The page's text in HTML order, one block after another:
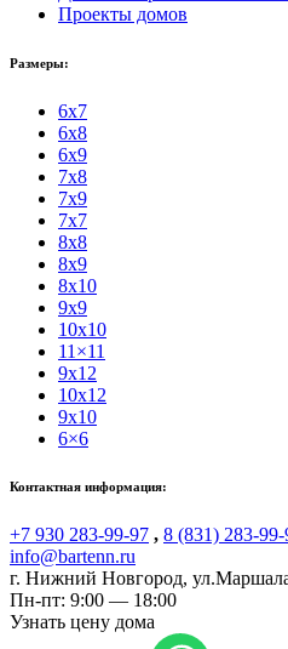
Проекты домов
Размеры:
6x7
6x8
6x9
7x8
7x9
7x7
8x8
8x9
8x10
9x9
10x10
11×11
9x12
10x12
9x10
6×6
Контактная информация:
+7 930 283-99-97 , 8 (831) 283-99-
info@bartenn.ru
г. Нижний Новгород,
Пн-пт: 9:00 — 18:00
Узнать цену дома